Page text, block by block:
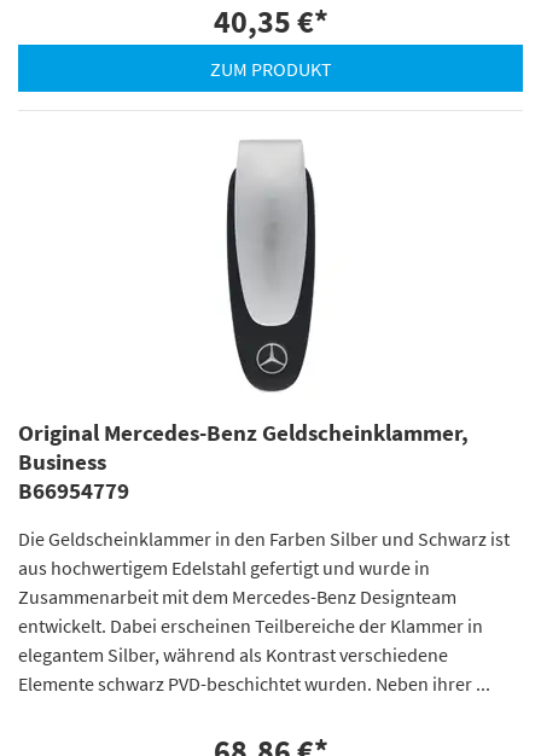
40,35 €*
ZUM PRODUKT
Original Mercedes-Benz Geldscheinklammer,
Business
B66954779
Die Geldscheinklammer in den Farben Silber und Schwarz ist
aus hochwertigem Edelstahl gefertigt und wurde in
Zusammenarbeit mit dem Mercedes-Benz Designteam
entwickelt. Dabei erscheinen Teilbereiche der Klammer in
elegantem Silber, während als Kontrast verschiedene
Elemente schwarz PVD-beschichtet wurden. Neben ihrer ...